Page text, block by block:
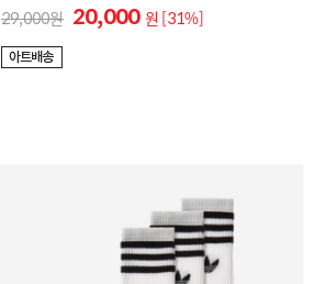
29,000
20,000 원 [31%]